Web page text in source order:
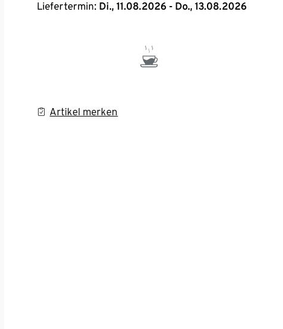
Liefertermin: Di., 11.08.2026 - Do., 13.08.2026
Artikel merken